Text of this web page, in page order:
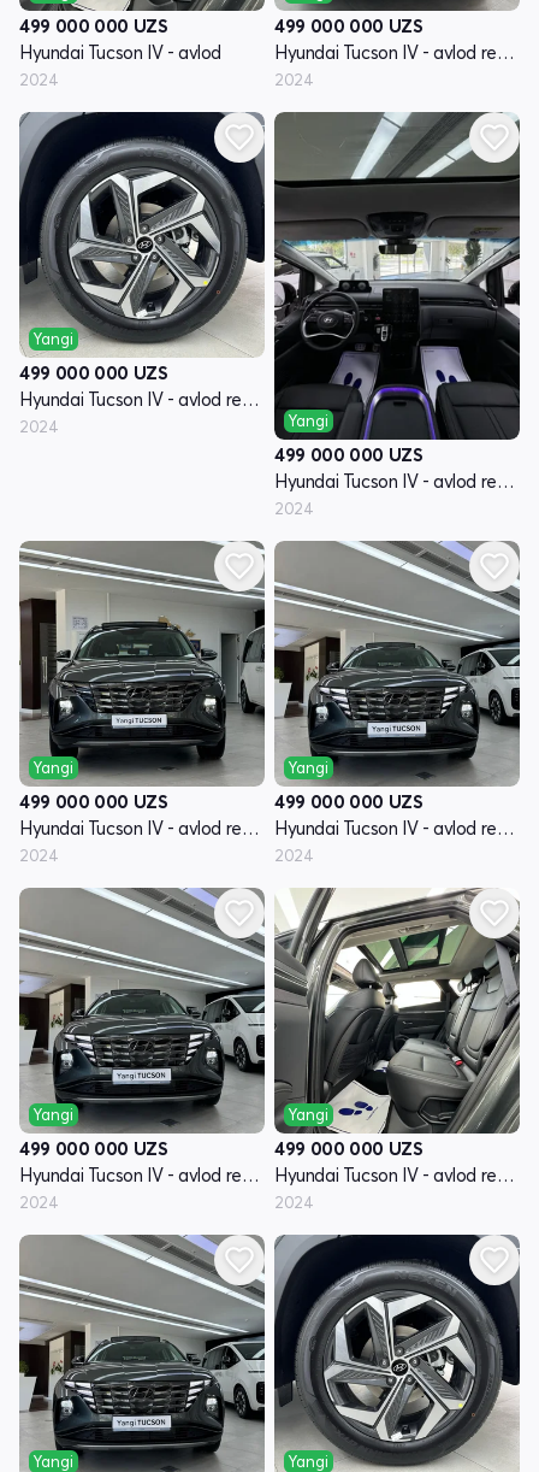
499 000 000 UZS
Hyundai Tucson IV - avlod
2024
499 000 000 UZS
Hyundai Tucson IV - avlod restyling
2024
Yangi
499 000 000 UZS
Hyundai Tucson IV - avlod restyling
2024 Yangi
499 000 000 UZS
Hyundai Tucson IV - avlod restyling
2024
Yangi
499 000 000 UZS
Hyundai Tucson IV - avlod restyling
2024
Yangi
499 000 000 UZS
Hyundai Tucson IV - avlod restyling
2024
Yangi
499 000 000 UZS
Hyundai Tucson IV - avlod restyling
2024
Yangi
499 000 000 UZS
Hyundai Tucson IV - avlod restyling
2024
Yangi Yangi